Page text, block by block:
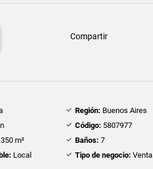
Compartir
Región: Buenos Aires
Código: 5807977
350 m² Baños: 7
Local Tipo de negocio: Venta